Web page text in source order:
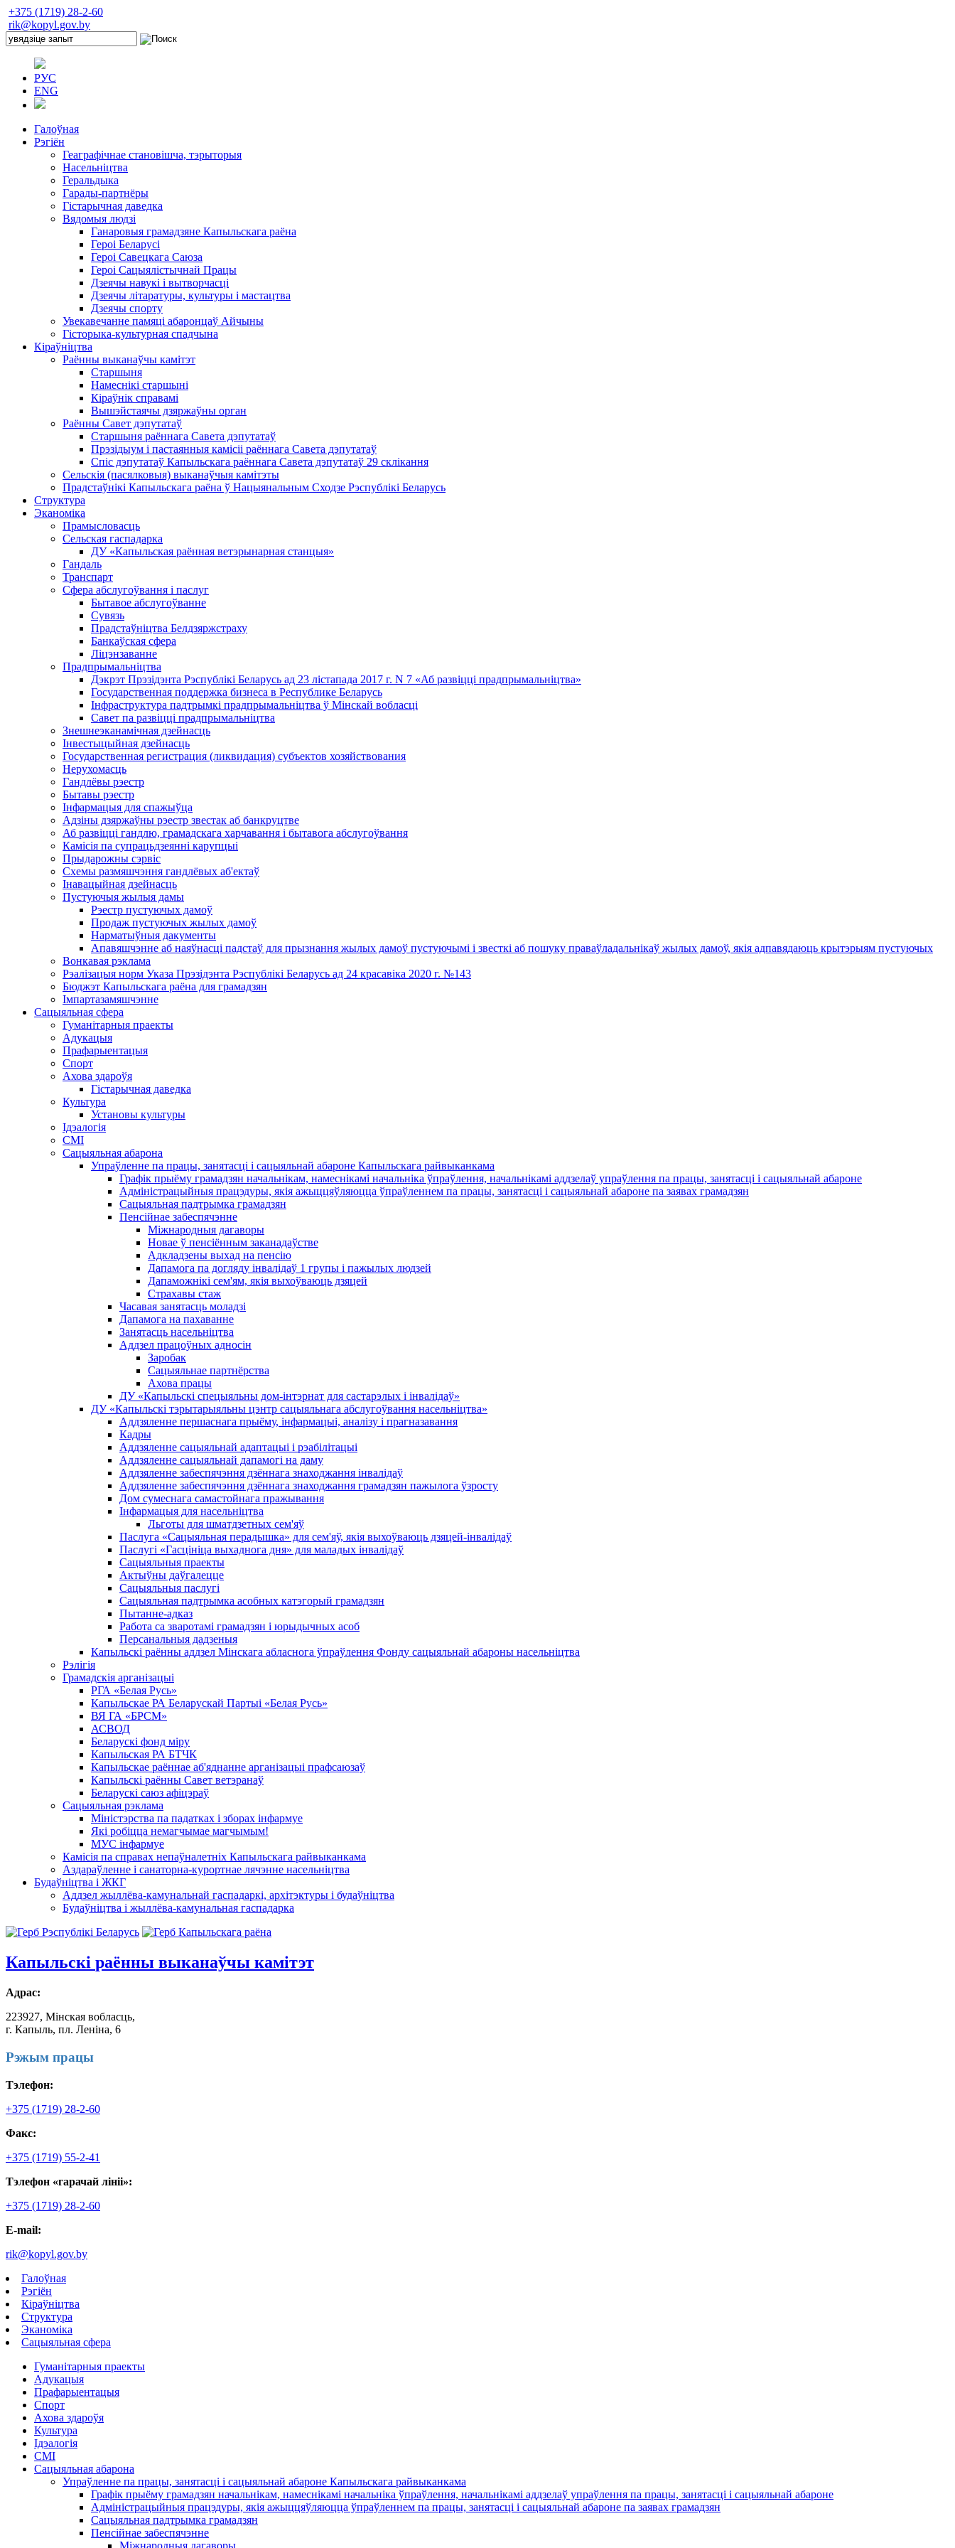
+375 (1719) 28-2-60
rik@kopyl.gov.by
РУС
ENG
Галоўная
Рэгіён
Геаграфічнае становішча, тэрыторыя
Насельніцтва
Геральдыка
Гарады-партнёры
Гістарычная даведка
Вядомыя людзі
Ганаровыя грамадзяне Капыльскага раёна
Героі Беларусі
Героі Савецкага Саюза
Героі Сацыялістычнай Працы
Дзеячы навукі і вытворчасці
Дзеячы літаратуры, культуры і мастацтва
Дзеячы спорту
Увекавечанне памяці абаронцаў Айчыны
Гісторыка-культурная спадчына
Кіраўніцтва
Раённы выканаўчы камітэт
Старшыня
Намеснікі старшыні
Кіраўнік справамі
Вышэйстаячы дзяржаўны орган
Раённы Савет дэпутатаў
Старшыня раённага Савета дэпутатаў
Прэзідыум і пастаянныя камісіі раённага Савета дэпутатаў
Спіс дэпутатаў Капыльскага раённага Савета дэпутатаў 29 склікання
Сельскія (пасялковыя) выканаўчыя камітэты
Прадстаўнікі Капыльскага раёна ў Нацыянальным Сходзе Рэспублікі Беларусь
Структура
Эканоміка
Прамысловасць
Сельская гаспадарка
ДУ «Капыльская раённая ветэрынарная станцыя»
Гандаль
Транспарт
Сфера абслугоўвання і паслуг
Бытавое абслугоўванне
Сувязь
Прадстаўніцтва Белдзяржстраху
Банкаўская сфера
Ліцэнзаванне
Прадпрымальніцтва
Дэкрэт Прэзідэнта Рэспублікі Беларусь ад 23 лістапада 2017 г. N 7 «Аб развіцці прадпрымальніцтва»
Государственная поддержка бизнеса в Республике Беларусь
Інфраструктура падтрымкі прадпрымальніцтва ў Мінскай вобласці
Савет па развіцці прадпрымальніцтва
Знешнеэканамічная дзейнасць
Інвестыцыйная дзейнасць
Государственная регистрация (ликвидация) субъектов хозяйствования
Нерухомасць
Гандлёвы рэестр
Бытавы рэестр
Інфармацыя для спажыўца
Адзіны дзяржаўны рэестр звестак аб банкруцтве
Аб развіцці гандлю, грамадскага харчавання і бытавога абслугоўвання
Камісія па супрацьдзеянні карупцыі
Прыдарожны сэрвіс
Схемы размяшчэння гандлёвых аб'ектаў
Інавацыйная дзейнасць
Пустуючыя жылыя дамы
Рэестр пустуючых дамоў
Продаж пустуючых жылых дамоў
Нарматыўныя дакументы
Апавяшчэнне аб наяўнасці падстаў для прызнання жылых дамоў пустуючымі і звесткі аб пошуку праваўладальнікаў жылых дамоў, якія адпавядаюць крытэрыям пустуючых
Вонкавая рэклама
Рэалізацыя норм Указа Прэзідэнта Рэспублікі Беларусь ад 24 красавіка 2020 г. №143
Бюджэт Капыльскага раёна для грамадзян
Імпартазамяшчэнне
Сацыяльная сфера
Гуманітарныя праекты
Адукацыя
Прафарыентацыя
Спорт
Ахова здароўя
Гістарычная даведка
Культура
Установы культуры
Ідэалогія
СМІ
Сацыяльная абарона
Упраўленне па працы, занятасці і сацыяльнай абароне Капыльскага райвыканкама
Графік прыёму грамадзян начальнікам, намеснікамі начальніка ўпраўлення, начальнікамі аддзелаў упраўлення па працы, занятасці і сацыяльнай абароне
Адміністрацыйныя працэдуры, якія ажыццяўляюцца ўпраўленнем па працы, занятасці і сацыяльнай абароне па заявах грамадзян
Сацыяльная падтрымка грамадзян
Пенсійнае забеспячэнне
Міжнародныя дагаворы
Новае ў пенсіённым заканадаўстве
Адкладзены выхад на пенсію
Дапамога па догляду інвалідаў 1 ​​групы і пажылых людзей
Дапаможнікі сем'ям, якія выхоўваюць дзяцей
Страхавы стаж
Часавая занятасць моладзі
Дапамога на пахаванне
Занятасць насельніцтва
Аддзел працоўных адносін
Заробак
Сацыяльнае партнёрства
Ахова працы
ДУ «Капыльскі спецыяльны дом-інтэрнат для састарэлых і інвалідаў»
ДУ «Капыльскі тэрытарыяльны цэнтр сацыяльнага абслугоўвання насельніцтва»
Аддзяленне першаснага прыёму, інфармацыі, аналізу і прагназавання
Кадры
Аддзяленне сацыяльнай адаптацыі і рэабілітацыі
Аддзяленне сацыяльнай дапамогі на даму
Аддзяленне забеспячэння дзённага знаходжання інвалідаў
Аддзяленне забеспячэння дзённага знаходжання грамадзян пажылога ўзросту
Дом сумеснага самастойнага пражывання
Інфармацыя для насельніцтва
Льготы для шматдзетных сем'яў
Паслуга «Сацыяльная перадышка» для сем'яў, якія выхоўваюць дзяцей-інвалідаў
Паслугі «Гасцініца выхаднога дня» для маладых інвалідаў
Сацыяльныя праекты
Актыўны даўгалецце
Сацыяльныя паслугі
Сацыяльная падтрымка асобных катэгорый грамадзян
Пытанне-адказ
Работа са зваротамі грамадзян і юрыдычных асоб
Персанальныя дадзеныя
Капыльскі раённы аддзел Мінскага абласнога ўпраўлення Фонду сацыяльнай абароны насельніцтва
Рэлігія
Грамадскія арганізацыі
РГА «Белая Русь»
Капыльскае РА Беларускай Партыі «Белая Русь»
ВЯ ГА «БРСМ»
АСВОД
Беларускі фонд міру
Капыльская РА БТЧК
Капыльскае раённае аб'яднанне арганізацыі прафсаюзаў
Капыльскі раённы Савет ветэранаў
Беларускі саюз афіцэраў
Сацыяльная рэклама
Міністэрства па падатках і зборах інфармуе
Які робіцца немагчымае магчымым!
МУС інфармуе
Камісія па справах непаўналетніх Капыльскага райвыканкама
Аздараўленне і санаторна-курортнае лячэнне насельніцтва
Будаўніцтва і ЖКГ
Аддзел жыллёва-камунальнай гаспадаркі, архітэктуры і будаўніцтва
Будаўніцтва і жыллёва-камунальная гаспадарка
Капыльскі раённы выканаўчы камітэт
Адрас:
223927, Мінская вобласць,
г. Капыль, пл. Леніна, 6
Рэжым працы
Тэлефон:
+375 (1719) 28-2-60
Факс:
+375 (1719) 55-2-41
Тэлефон «гарачай лініі»:
+375 (1719) 28-2-60
E-mail:
rik@kopyl.gov.by
Галоўная
Рэгіён
Кіраўніцтва
Структура
Эканоміка
Сацыяльная сфера
Гуманітарныя праекты
Адукацыя
Прафарыентацыя
Спорт
Ахова здароўя
Культура
Ідэалогія
СМІ
Сацыяльная абарона
Упраўленне па працы, занятасці і сацыяльнай абароне Капыльскага райвыканкама
Графік прыёму грамадзян начальнікам, намеснікамі начальніка ўпраўлення, начальнікамі аддзелаў упраўлення па працы, занятасці і сацыяльнай абароне
Адміністрацыйныя працэдуры, якія ажыццяўляюцца ўпраўленнем па працы, занятасці і сацыяльнай абароне па заявах грамадзян
Сацыяльная падтрымка грамадзян
Пенсійнае забеспячэнне
Міжнародныя дагаворы